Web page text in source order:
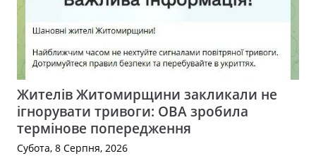
Жителів Житомирщини закликали не
ігнорувати тривоги: ОВА зробила
термінове попередження
Субота, 8 Серпня, 2026